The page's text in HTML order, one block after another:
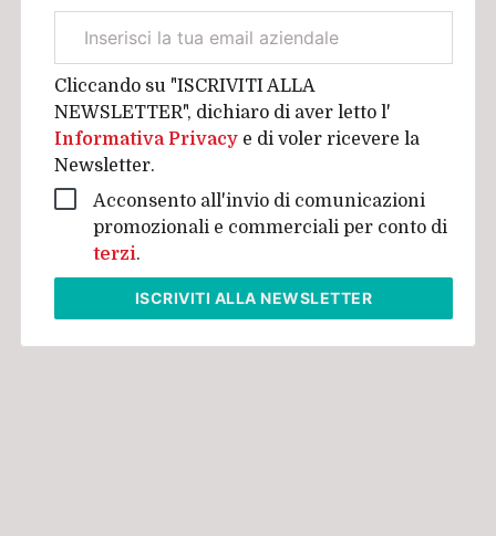
aziendale
Cliccando su "ISCRIVITI ALLA
NEWSLETTER", dichiaro di aver letto l'
Informativa Privacy e di voler ricevere la
Newsletter.
Acconsento all'invio di comunicazioni
promozionali e commerciali per conto di
terzi.
ISCRIVITI ALLA NEWSLETTER